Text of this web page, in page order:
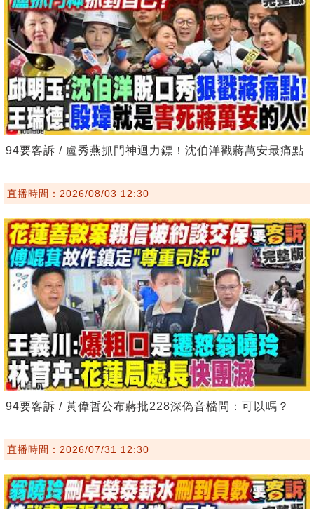
94要客訴 / 盧秀燕抓門神迴力鏢！沈伯洋戳蔣萬安最痛點
直播時間：2026/08/03 12:30
94要客訴 / 黃偉哲公布蔣批228深偽音檔問：可以嗎？
直播時間：2026/07/31 12:30